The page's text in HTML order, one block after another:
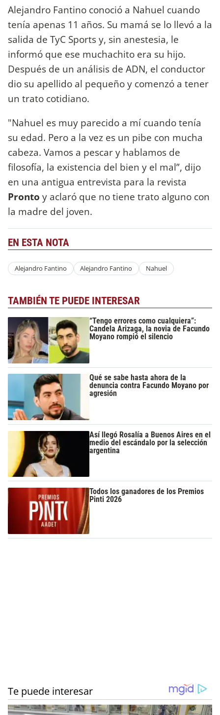
Alejandro Fantino conoció a Nahuel cuando
tenía apenas 11 años. Su mamá se lo llevó a la
salida de TyC Sports y, sin anestesia, le
informó que ese muchachito era su hijo.
Después de un análisis de ADN, el conductor
dio su apellido al pequeño y comenzó a tener
un trato cotidiano.
"Nahuel es muy parecido a mí cuando tenía
su edad. Pero a la vez es un pibe con mucha
cabeza. Vamos a pescar y hablamos de
filosofía, la existencia del bien y el mal”, dijo
en una antigua entrevista para la revista
Pronto y aclaró que no tiene trato alguno con
la madre del joven.
EN ESTA NOTA
Alejandro Fantino Alejandro Fantino Nahuel
TAMBIÉN TE PUEDE INTERESAR
“Tengo errores como cualquiera”:
Candela Arizaga, la novia de Facundo
Moyano rompió el silencio
Qué se sabe hasta ahora de la
denuncia contra Facundo Moyano por
agresión
Así llegó Rosalía a Buenos Aires en el
medio del escándalo por la selección
argentina
Todos los ganadores de los Premios
Pinti 2026